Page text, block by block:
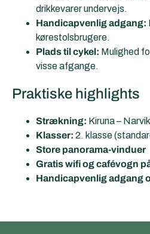
drikkevarer undervejs.
Handicapvenlig adgang:
kørestolsbrugere.
Plads til cykel: Mulighed
visse afgange.
Praktiske highlights
Strækning: Kiruna –
Klasser: 2. klasse
Store panorama-vinduer
Gratis wifi og cafévogn
Handicapvenlig adgang